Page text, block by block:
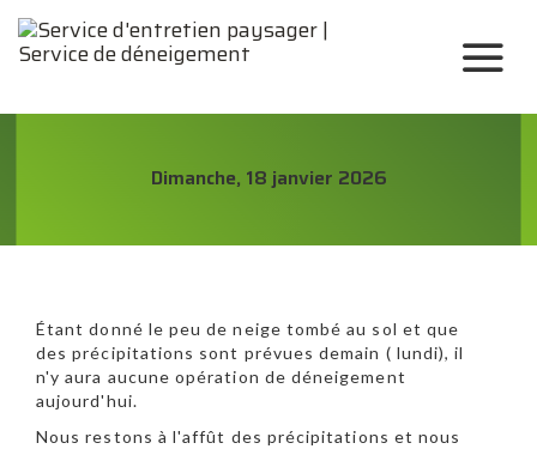
Dimanche, 18 janvier 2026
Étant donné le peu de neige tombé au sol et que
des précipitations sont prévues demain ( lundi), il
n'y aura aucune opération de déneigement
aujourd'hui.
Nous restons à l'affût des précipitations et nous